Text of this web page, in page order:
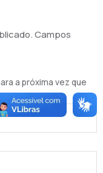
Campos
a próxima vez que